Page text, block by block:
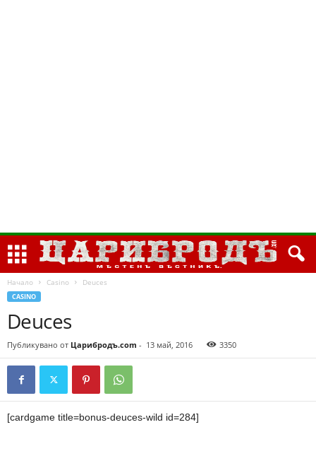
Начало Casino Deuces
CASINO
Deuces
Публикувано от Царибродъ.com - 13 май, 2016 3350
[cardgame title=bonus-deuces-wild id=284]